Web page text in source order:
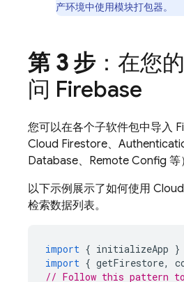
产环境中使用模块打包器。
第 3 步 ：在您
问 Firebase
您可以在各个子软件包中导入
Cloud Firestore、
Database、 Remote Config 等
以下示例展示了如何使用
检索数据列表。
import { initializeApp }
import { getFirestore,
// Follow this pattern